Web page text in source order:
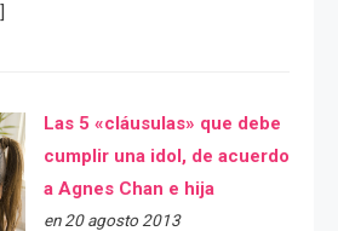
Las 5 «cláusulas» que debe
cumplir una idol, de acuerdo
a Agnes Chan e hija
en 20 agosto 2013